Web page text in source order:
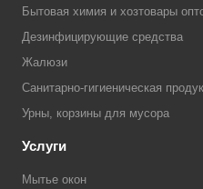
Бытовая химия и хозтовары
Дезинфицирующие средства
Жалюзи
Санитарно-гигиеническая
Урны, корзины для мусора
Услуги
Мытье окон